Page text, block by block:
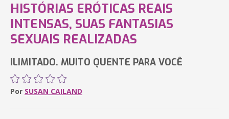
HISTÓRIAS ERÓTICAS REAIS
INTENSAS, SUAS FANTASIAS
SEXUAIS REALIZADAS
ILIMITADO. MUITO QUENTE PARA VOCÊ
Por SUSAN CAILAND